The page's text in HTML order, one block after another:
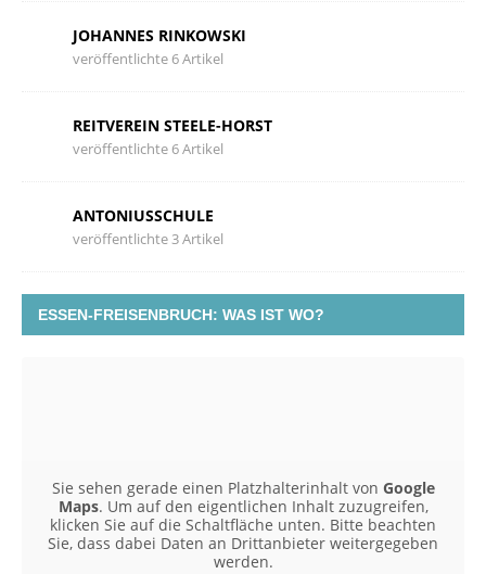
JOHANNES RINKOWSKI
veröffentlichte 6 Artikel
REITVEREIN STEELE-HORST
veröffentlichte 6 Artikel
ANTONIUSSCHULE
veröffentlichte 3 Artikel
ESSEN-FREISENBRUCH: WAS IST WO?
Sie sehen gerade einen Platzhalterinhalt von Google
Maps. Um auf den eigentlichen Inhalt zuzugreifen,
klicken Sie auf die Schaltfläche unten. Bitte beachten
Sie, dass dabei Daten an Drittanbieter weitergegeben
werden.